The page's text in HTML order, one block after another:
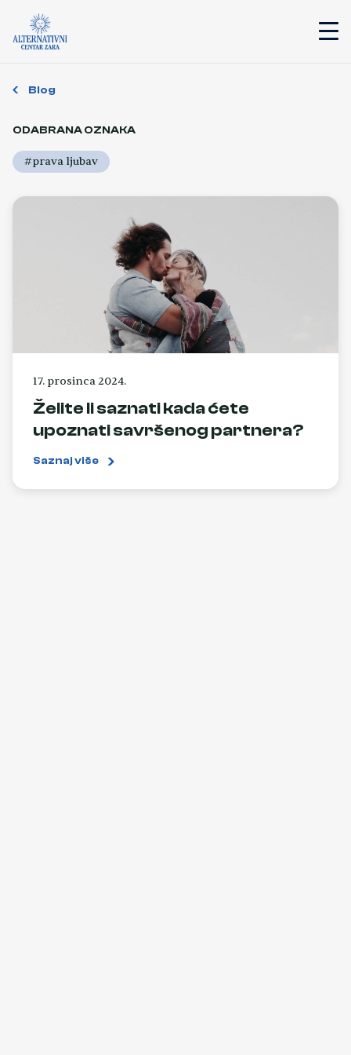
Blog
ODABRANA OZNAKA
#prava ljubav
17. prosinca 2024.
Želite li saznati kada ćete
upoznati savršenog partnera?
Saznaj više